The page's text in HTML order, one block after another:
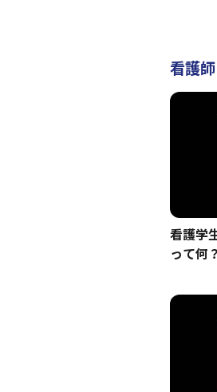
看護
看護学
って何？